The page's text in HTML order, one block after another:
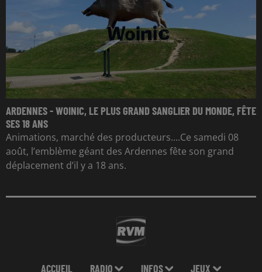
ARDENNES - WOINIC, LE PLUS GRAND SANGLIER DU MONDE, FÊTE
SES 18 ANS
Animations, marché des producteurs....Ce samedi 08
août, l’emblème géant des Ardennes fête son grand
déplacement d’il y a 18 ans.
ACCUEIL RADIO INFOS JEUX